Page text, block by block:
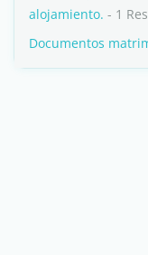
alojamiento. - 1
Documentos